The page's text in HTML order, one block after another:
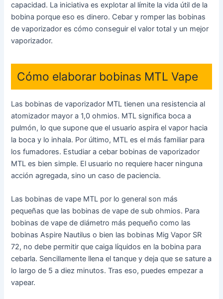
capacidad. La iniciativa es explotar al límite la vida útil de la
bobina porque eso es dinero. Cebar y romper las bobinas
de vaporizador es cómo conseguir el valor total y un mejor
vaporizador.
Cómo elaborar bobinas MTL Vape
Las bobinas de vaporizador MTL tienen una resistencia al
atomizador mayor a 1,0 ohmios. MTL significa boca a
pulmón, lo que supone que el usuario aspira el vapor hacia
la boca y lo inhala. Por último, MTL es el más familiar para
los fumadores. Estudiar a cebar bobinas de vaporizador
MTL es bien simple. El usuario no requiere hacer ninguna
acción agregada, sino un caso de paciencia.
Las bobinas de vape MTL por lo general son más
pequeñas que las bobinas de vape de sub ohmios. Para
bobinas de vape de diámetro más pequeño como las
bobinas Aspire Nautilus o bien las bobinas Mig Vapor SR
72, no debe permitir que caiga líquidos en la bobina para
cebarla. Sencillamente llena el tanque y deja que se sature a
lo largo de 5 a diez minutos. Tras eso, puedes empezar a
vapear.